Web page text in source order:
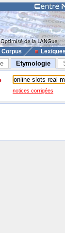
Corpus
Etymologie
notices corrigées